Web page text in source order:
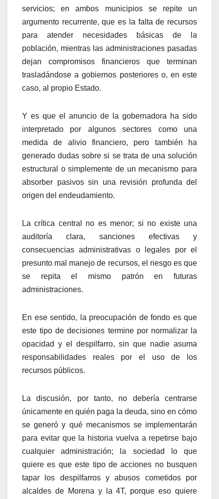
servicios; en ambos municipios se repite un
argumento recurrente, que es la falta de recursos
para atender necesidades básicas de la
población, mientras las administraciones pasadas
dejan compromisos financieros que terminan
trasladándose a gobiernos posteriores o, en este
caso, al propio Estado.
Y es que el anuncio de la gobernadora ha sido
interpretado por algunos sectores como una
medida de alivio financiero, pero también ha
generado dudas sobre si se trata de una solución
estructural o simplemente de un mecanismo para
absorber pasivos sin una revisión profunda del
origen del endeudamiento.
La crítica central no es menor; si no existe una
auditoría clara, sanciones efectivas y
consecuencias administrativas o legales por el
presunto mal manejo de recursos, el riesgo es que
se repita el mismo patrón en futuras
administraciones.
En ese sentido, la preocupación de fondo es que
este tipo de decisiones termine por normalizar la
opacidad y el despilfarro, sin que nadie asuma
responsabilidades reales por el uso de los
recursos públicos.
La discusión, por tanto, no debería centrarse
únicamente en quién paga la deuda, sino en cómo
se generó y qué mecanismos se implementarán
para evitar que la historia vuelva a repetirse bajo
cualquier administración; la sociedad lo que
quiere es que este tipo de acciones no busquen
tapar los despilfarros y abusos cometidos por
alcaldes de Morena y la 4T, porque eso quiere